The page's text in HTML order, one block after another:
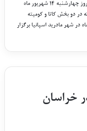
حضور در این دوره را دارند خواست آمادگی خود را تا روز چهارشنبه ۱۴ شهریور ماه
در دو بخش کاتا و کومیته
مسابقات قهرمانی جهان ۱۴ تا ۲۰ آبان ماه در شهر مادرید اسپانیا برگزار
خراسان